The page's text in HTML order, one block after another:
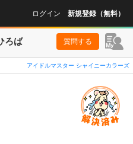
ログイン 新規登録（無料）
ろば 質問する
アイドルマスター シャイニーカラーズ